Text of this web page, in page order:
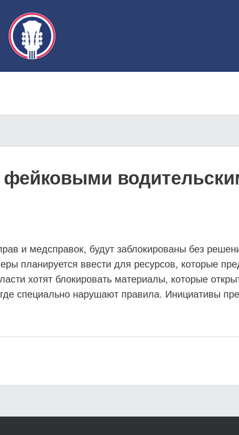
фейковыми
и медсправок, будут заблокированы без
планируется ввести для ресурсов, которые
хотят блокировать материалы, которые
специально нарушают правила. Инициативы